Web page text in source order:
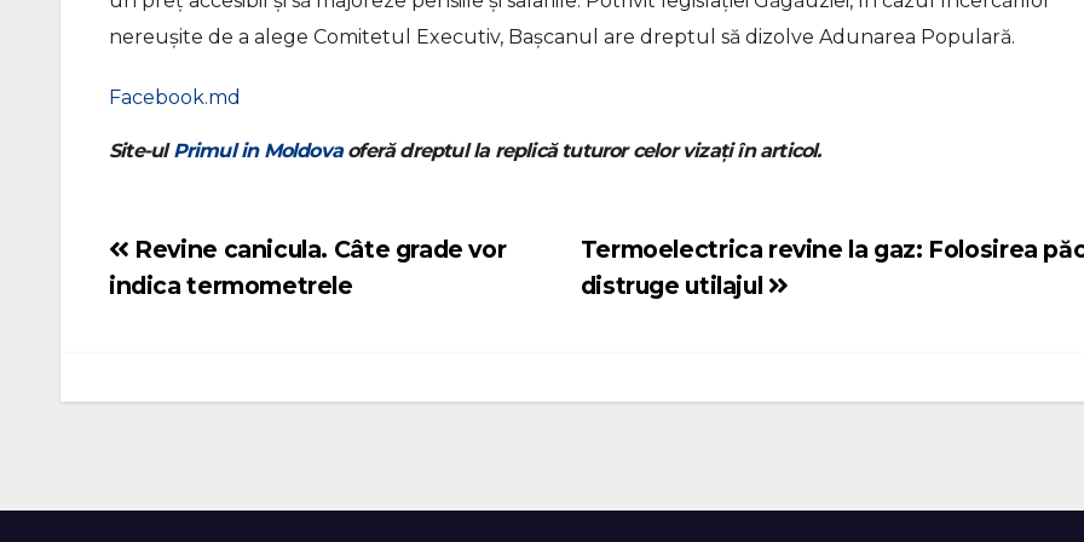
nereușite de a alege Comitetul Executiv, Bașcanul are dreptul să dizolve Adunarea Populară.
Facebook.md
Site-ulPrimul in Moldovaoferă dreptul la replică tuturor celor vizați în articol.
Navigare
în
Termoelectrica revine la gaz: Folosirea
distruge utilajul
Revine canicula. Câte grade vor
indica termometrele